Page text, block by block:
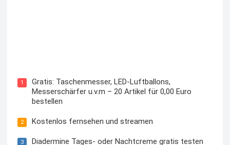
1
Gratis: Taschenmesser, LED-Luftballons,
Messerschärfer u.v.m – 20 Artikel für 0,00 Euro
bestellen
2 Kostenlos fernsehen und streamen
3 Diadermine Tages- oder Nachtcreme gratis testen